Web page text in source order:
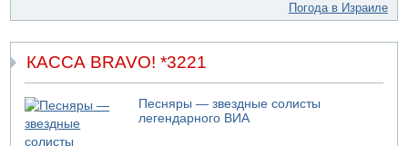
Недалеко от Бейт-Шемеша погиб велосипедист
07.08.2026 06:24
Саудовская Аравия сообщает о нападении хуситов
06.08.2026 13:43
И еще иранские агенты
06.08.2026 13:13
Арестованы двое подозреваемых в стрельбе по
Погода в Израиле
КАССА BRAVO! *3221
Песняры — звездные солисты
легендарного ВИА